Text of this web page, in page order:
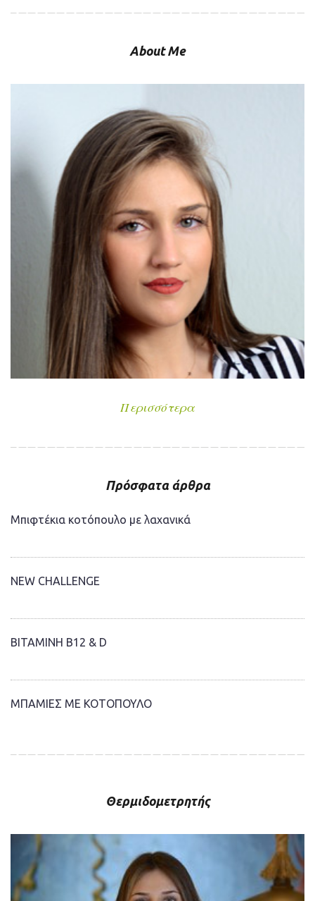
About Me
Περισσότερα
Πρόσφατα άρθρα
Μπιφτέκια κοτόπουλο με λαχανικά
NEW CHALLENGE
ΒΙΤΑΜΙΝΗ Β12 & D
ΜΠΑΜΙΕΣ ΜΕ ΚΟΤΟΠΟΥΛΟ
Θερμιδομετρητής